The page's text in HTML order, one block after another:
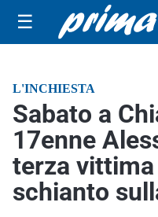
☰
L'INCHIESTA
Sabato a
17enne
terza
schianto